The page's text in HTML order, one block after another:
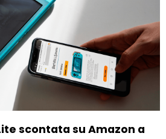
scontata su Amazon a